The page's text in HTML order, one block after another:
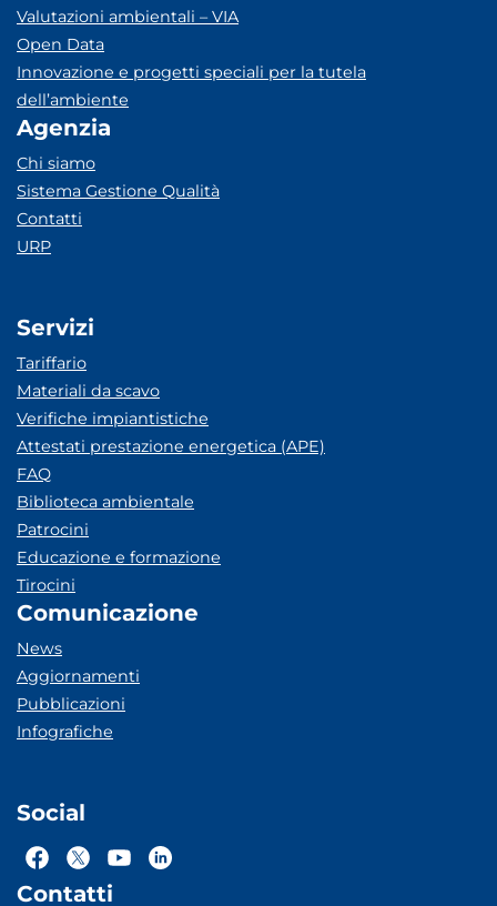
Valutazioni ambientali – VIA
Open Data
Innovazione e progetti speciali per la tutela
dell’ambiente
Agenzia
Chi siamo
Sistema Gestione Qualità
Contatti
URP
Servizi
Tariffario
Materiali da scavo
Verifiche impiantistiche
Attestati prestazione energetica (APE)
FAQ
Biblioteca ambientale
Patrocini
Educazione e formazione
Tirocini
Comunicazione
News
Aggiornamenti
Pubblicazioni
Infografiche
Social
Contatti